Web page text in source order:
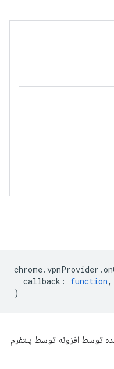
chrome.vpnProvider .
callback : function,
)
توسط افزونه توسط پلتفرم